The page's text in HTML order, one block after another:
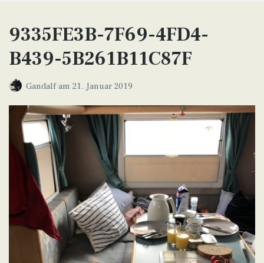
9335FE3B-7F69-4FD4-
B439-5B261B11C87F
Gandalfam 21. Januar 2019